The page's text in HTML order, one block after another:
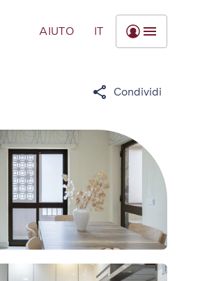
AIUTO IT
Condividi